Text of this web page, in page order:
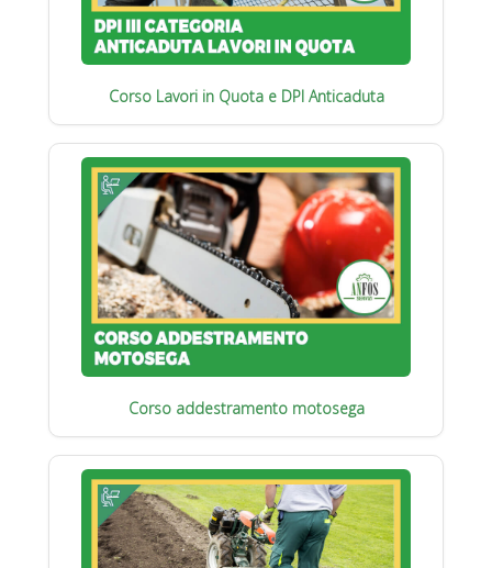
Corso Lavori in Quota e DPI Anticaduta
Corso addestramento motosega